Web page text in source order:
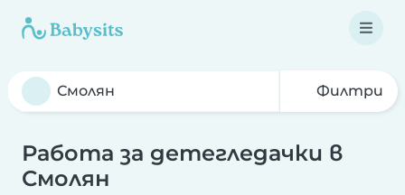
Филтри
Работа за детегледачки в
Смолян